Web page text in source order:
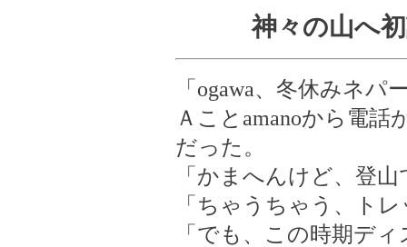
神々の山へ
「ogawa、冬休みネ
Ａことamanoから電
だった。
「かまへんけど、登
「ちゃうちゃう、ト
「でも、この時期デ